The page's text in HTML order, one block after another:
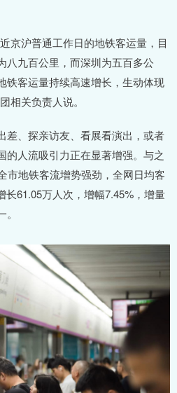
京沪普通工作日的地铁客运量，目
八九百公里，而深圳为五百多公
铁客运量持续高速增长，生动体现
相关负责人说。
差、探亲访友、看展看演出，或者
的人流吸引力正在显著增强。与之
市地铁客流增势强劲，全网日均客
长61.05万人次，增幅7.45%，增量